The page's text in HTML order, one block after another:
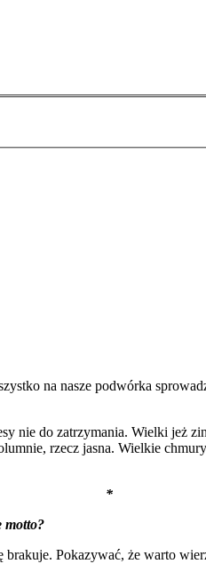
na nasze podwórka
do zatrzymania. Wielki jeż
rzecz jasna. Wielkie
*
motto?
Pokazywać, że warto